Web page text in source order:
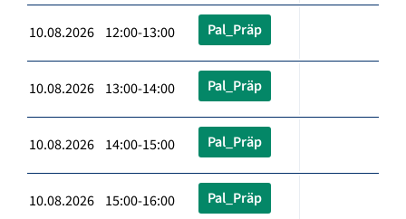
10.08.2026 12:00-13:00 Pal_Präp
10.08.2026 13:00-14:00 Pal_Präp
10.08.2026 14:00-15:00 Pal_Präp
10.08.2026 15:00-16:00 Pal_Präp